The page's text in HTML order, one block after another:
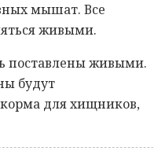
мышат. Все
живыми.
поставлены живыми.
будут
корма для хищников,